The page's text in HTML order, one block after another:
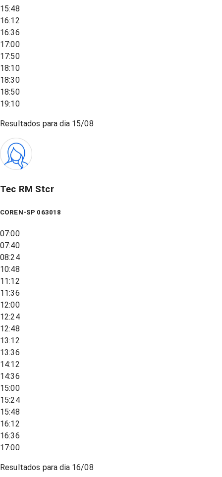
15:48
16:12
16:36
17:00
17:50
18:10
18:30
18:50
19:10
Resultados para dia 15/08
Tec RM Stcr
COREN-SP 063018
07:00
07:40
08:24
10:48
11:12
11:36
12:00
12:24
12:48
13:12
13:36
14:12
14:36
15:00
15:24
15:48
16:12
16:36
17:00
Resultados para dia 16/08